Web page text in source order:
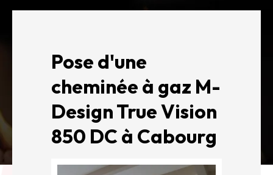
Pose d'une
cheminée à gaz M-
Design True Vision
850 DC à Cabourg